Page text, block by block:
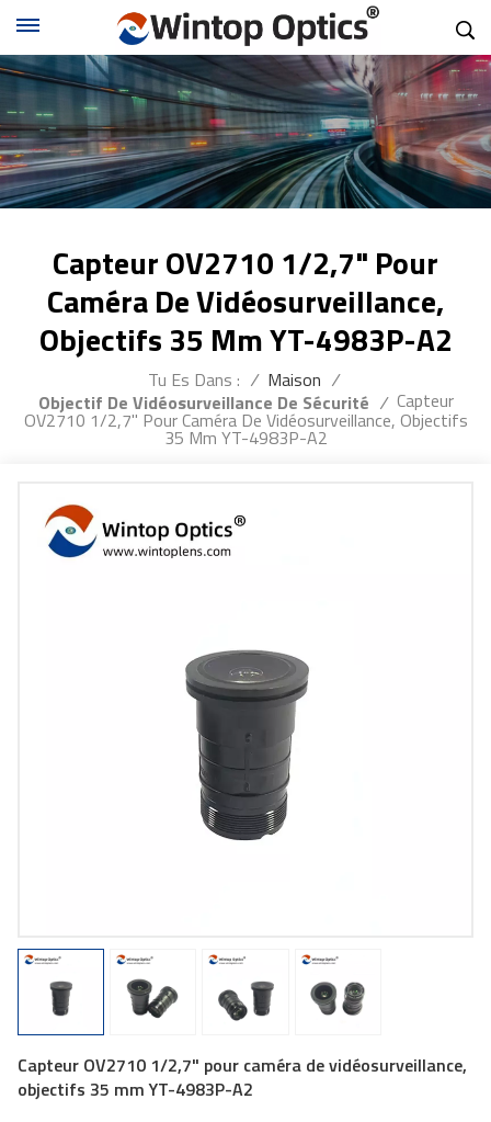
Capteur OV2710 1/2,7" Pour
Caméra De Vidéosurveillance,
Objectifs 35 Mm YT-4983P-A2
Tu Es Dans : / Maison /
Objectif De Vidéosurveillance De Sécurité / Capteur
OV2710 1/2,7" Pour Caméra De Vidéosurveillance, Objectifs
35 Mm YT-4983P-A2
Capteur OV2710 1/2,7" pour caméra de vidéosurveillance,
objectifs 35 mm YT-4983P-A2